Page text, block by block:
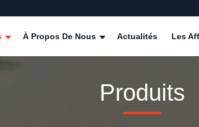
À Propos De Nous Actualités Les
Produits